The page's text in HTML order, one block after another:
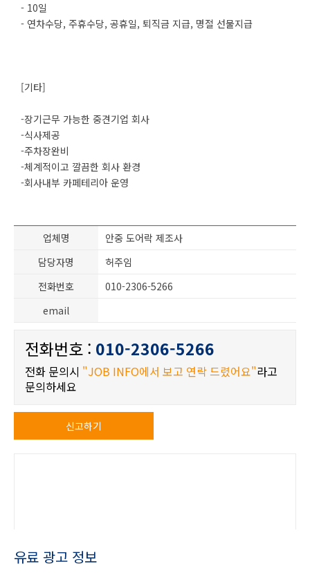
- 10일
- 연차수당, 주휴수당, 공휴일, 퇴직금 지급, 명절 선물지급
[기타]
-장기근무 가능한 중견기업 회사
-식사제공
-주차장완비
-체계적이고 깔끔한 회사 환경
-회사내부 카페테리아 운영
업체명
안중 도어락 제조사
담당자명
허주임
전화번호
010-2306-5266
email
전화번호 : 010-2306-5266
전화 문의시 "JOB INFO에서 보고 연락 드렸어요"라고
문의하세요
신고하기
유료 광고 정보